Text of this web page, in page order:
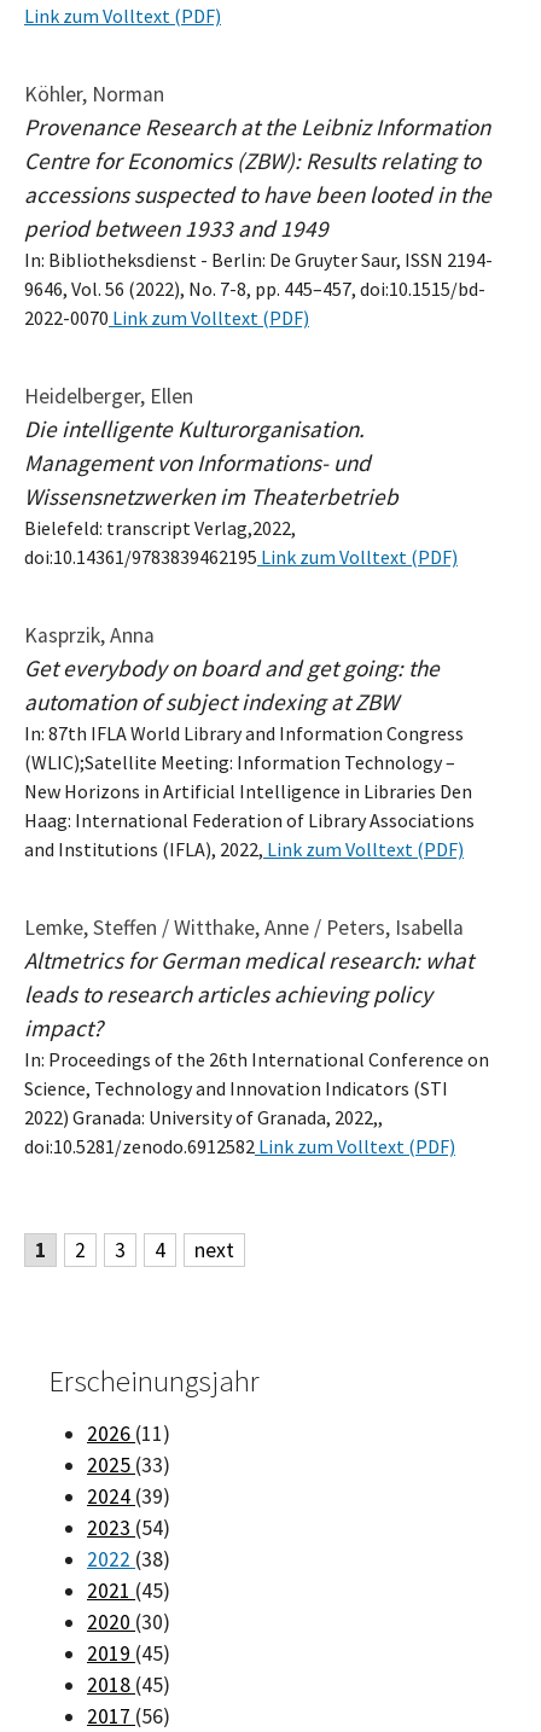
Link zum Volltext (PDF)
Köhler, Norman
Provenance Research at the Leibniz Information
Centre for Economics (ZBW): Results relating to
accessions suspected to have been looted in the
period between 1933 and 1949
In: Bibliotheksdienst - Berlin: De Gruyter Saur, ISSN 2194-
9646, Vol. 56 (2022), No. 7-8, pp. 445–457, doi:10.1515/bd-
2022-0070 Link zum Volltext (PDF)
Heidelberger, Ellen
Die intelligente Kulturorganisation.
Management von Informations- und
Wissensnetzwerken im Theaterbetrieb
Bielefeld: transcript Verlag,2022,
doi:10.14361/9783839462195 Link zum Volltext (PDF)
Kasprzik, Anna
Get everybody on board and get going: the
automation of subject indexing at ZBW
In: 87th IFLA World Library and Information Congress
(WLIC);Satellite Meeting: Information Technology –
New Horizons in Artificial Intelligence in Libraries Den
Haag: International Federation of Library Associations
and Institutions (IFLA), 2022, Link zum Volltext (PDF)
Lemke, Steffen / Witthake, Anne / Peters, Isabella
Altmetrics for German medical research: what
leads to research articles achieving policy
impact?
In: Proceedings of the 26th International Conference on
Science, Technology and Innovation Indicators (STI
2022) Granada: University of Granada, 2022,,
doi:10.5281/zenodo.6912582 Link zum Volltext (PDF)
1 2 3 4 next
Erscheinungsjahr
2026 (11)
2025 (33)
2024 (39)
2023 (54)
2022 (38)
2021 (45)
2020 (30)
2019 (45)
2018 (45)
2017 (56)